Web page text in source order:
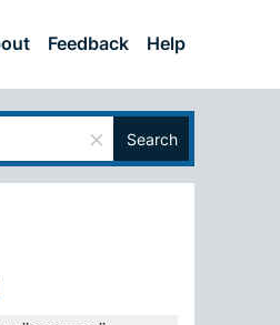
Feedback Help
× Search